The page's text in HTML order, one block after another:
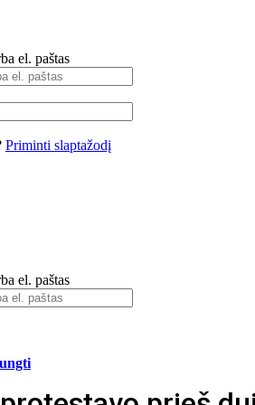
el. paštas
Priminti slaptažodį
el. paštas